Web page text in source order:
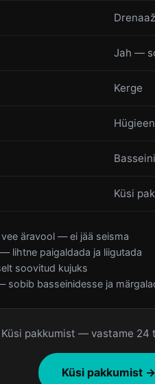
Jah —
Kerge
Küsi
äravool — ei jää seisma
lihtne paigaldada ja liigutada
soovitud kujuks
sobib basseinidesse ja
Küsi pakkumist — vastame 24
Küsi pakkumist →